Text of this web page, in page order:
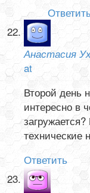
Ответить
Анастасия
at
Второй день
интересно в
технические
Ответить